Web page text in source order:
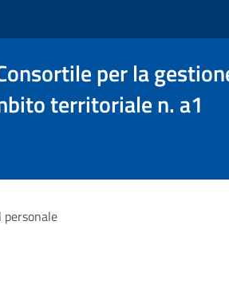
per la
territoriale n. a1
personale